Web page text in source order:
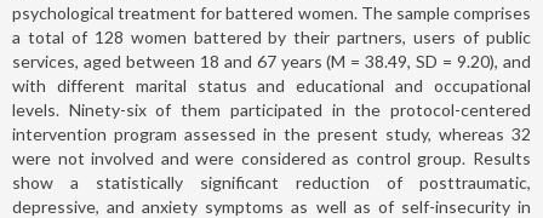
psychological treatment for battered women. The sample comprises
a total of 128 women battered by their partners, users of public
services, aged between 18 and 67 years (M = 38.49, SD = 9.20), and
with different marital status and educational and occupational
levels. Ninety-six of them participated in the protocol-centered
intervention program assessed in the present study, whereas 32
were not involved and were considered as control group. Results
show a statistically significant reduction of posttraumatic,
depressive, and anxiety symptoms as well as of self-insecurity in